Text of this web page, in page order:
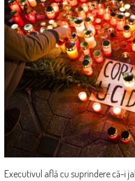
Executivul află cu suprindere că-i